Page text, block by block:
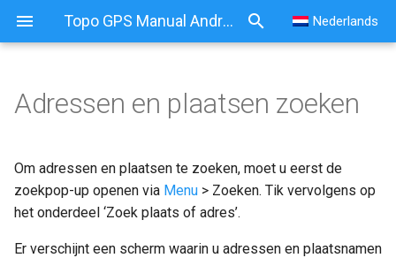
Topo GPS Manual Android Nederlands
Adressen en plaatsen zoeken
Eén zoekresultaat wordt
geladen
kaart verwijderen
Adressen en plaatsen zoeken
Om adressen en plaatsen te zoeken, moet u eerst de
zoekpop-up openen via Menu > Zoeken. Tik vervolgens op
het onderdeel ‘Zoek plaats of adres’.
Er verschijnt een scherm waarin u adressen en plaatsnamen